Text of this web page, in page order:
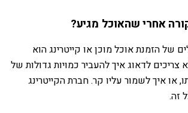
אחרי שהאוכל מגיע?
של הזמנת אוכל מוכן או קייטרינג הוא
לדאוג איך להעביר כמויות גדולות של
או איך לשמור עליו קר. חברת הקייטרינג
זה.